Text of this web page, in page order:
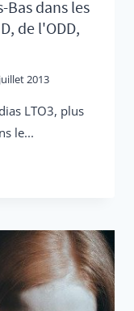
Bas dans les
de l'ODD,
2013
LTO3, plus
le...